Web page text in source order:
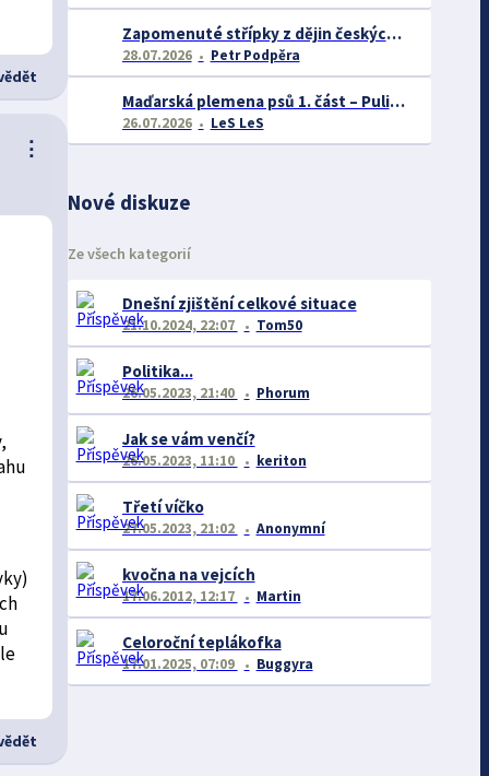
⋮
Zapomenuté střípky z dějin českých exotářů - 3.část
28.07.2026 Petr Podpěra
Maďarská plemena psů 1. část – Puli, Komondor
26.07.2026 LeS LeS
Nové diskuze
Ze všech kategorií
Dnešní zjištění celkové situace
21.10.2024, 22:07 Tom50
Politika...
26.05.2023, 21:40 Phorum
Jak se vám venčí?
26.05.2023, 11:10 keriton
Třetí víčko
27.05.2023, 21:02 Anonymní
kvočna na vejcích
17.06.2012, 12:17 Martin
Celoroční teplákofka
17.01.2025, 07:09 Buggyra